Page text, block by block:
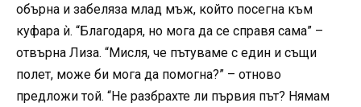
обърна и забеляза млад мъж, който посегна към
куфара ѝ. “Благодаря, но мога да се справя сама” –
отвърна Лиза. “Мисля, че пътуваме с един и същи
полет, може би мога да помогна?” – отново
предложи той. “Не разбрахте ли първия път? Нямам